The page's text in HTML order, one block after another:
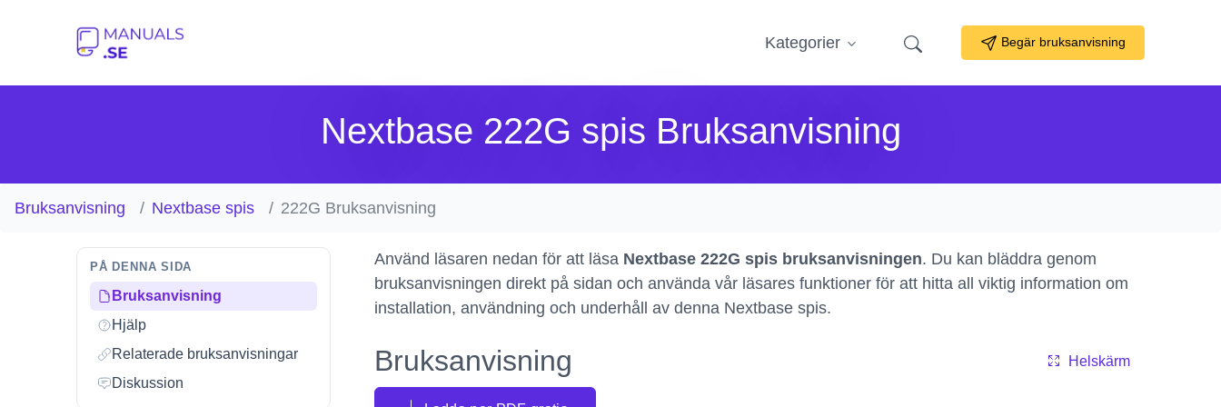
Kategorier Begär bruksanvisning
Nextbase 222G spis Bruksanvisning
Bruksanvisning Nextbase spis 222G Bruksanvisning
PÅ DENNA SIDA
Bruksanvisning
Hjälp
Relaterade bruksanvisningar
Diskussion
Använd läsaren nedan för att läsa Nextbase 222G spis bruksanvisningen. Du kan bläddra genom
bruksanvisningen direkt på sidan och använda vår läsares funktioner för att hitta all viktig information om
installation, användning och underhåll av denna Nextbase spis.
Bruksanvisning Helskärm